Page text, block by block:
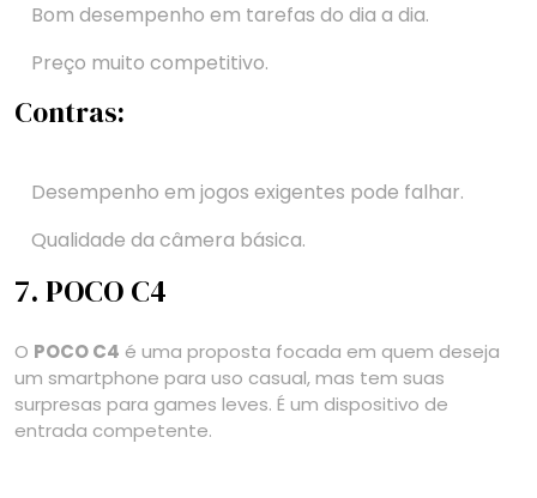
Bom desempenho em tarefas do dia a dia.
Preço muito competitivo.
Contras:
Desempenho em jogos exigentes pode falhar.
Qualidade da câmera básica.
7. POCO C4
O POCO C4 é uma proposta focada em quem deseja
um smartphone para uso casual, mas tem suas
surpresas para games leves. É um dispositivo de
entrada competente.